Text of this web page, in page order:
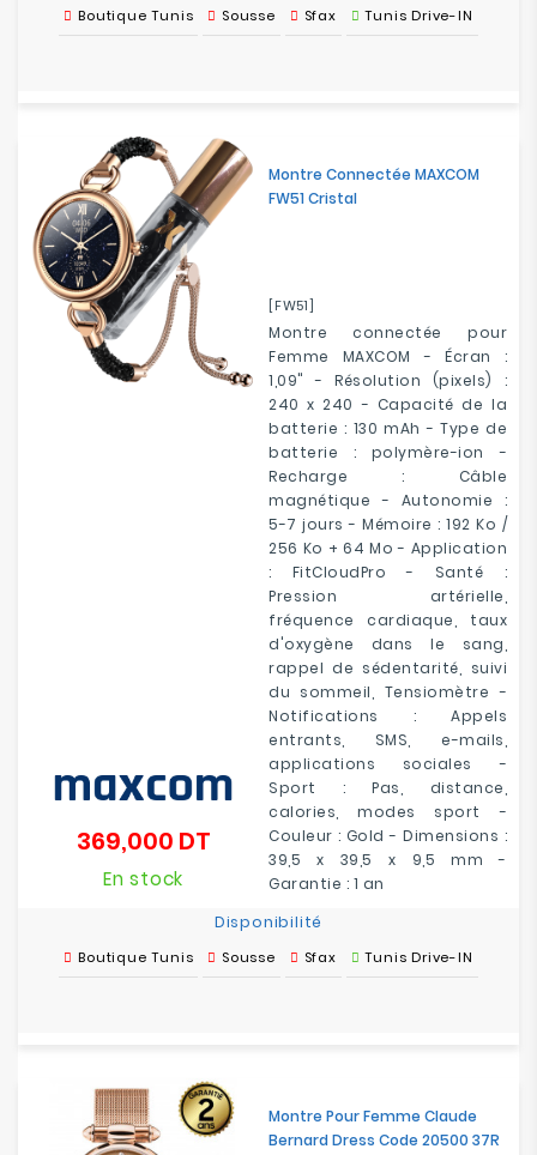
Boutique Tunis Sousse Sfax Tunis Drive-IN
Montre Connectée MAXCOM
FW51 Cristal
[FW51]
Montre connectée pour
Femme MAXCOM - Écran :
1,09" - Résolution (pixels) :
240 x 240 - Capacité de la
batterie : 130 mAh - Type de
batterie : polymère-ion -
Recharge : Câble
magnétique - Autonomie :
5-7 jours - Mémoire : 192 Ko /
256 Ko + 64 Mo - Application
: FitCloudPro - Santé :
Pression artérielle,
fréquence cardiaque, taux
d'oxygène dans le sang,
rappel de sédentarité, suivi
du sommeil, Tensiomètre -
Notifications : Appels
entrants, SMS, e-mails,
applications sociales -
Sport : Pas, distance,
calories, modes sport -
Couleur : Gold - Dimensions :
39,5 x 39,5 x 9,5 mm -
Garantie : 1 an
369,000 DTPrix
En stock
Disponibilité
Boutique Tunis Sousse Sfax Tunis Drive-IN
Montre Pour Femme Claude
Bernard Dress Code 20500 37R